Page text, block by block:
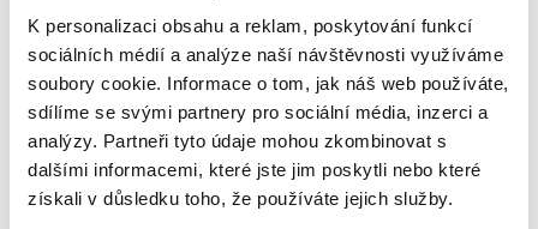
K personalizaci obsahu a reklam, poskytování funkcí
sociálních médií a analýze naší návštěvnosti využíváme
soubory cookie. Informace o tom, jak náš web používáte,
sdílíme se svými partnery pro sociální média, inzerci a
analýzy. Partneři tyto údaje mohou zkombinovat s
dalšími informacemi, které jste jim poskytli nebo které
získali v důsledku toho, že používáte jejich služby.
nebojte se zeptat na cokoliv
Veškerá komunikace je šifrována pomocí SSL a řídí
Souhlasím s ochranou osobních údajů
Bez vašeho